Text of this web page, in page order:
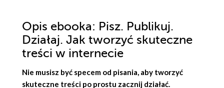
Opis ebooka: Pisz. Publikuj.
Działaj. Jak tworzyć skuteczne
treści w internecie
Nie musisz być specem od pisania, aby tworzyć
skuteczne treści po prostu zacznij działać.